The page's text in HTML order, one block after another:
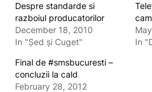
Despre standarde si
razboiul producatorilor
December 18, 2010
In "Șed și Cuget"
In
Final de #smsbucuresti –
concluzii la cald
February 28, 2012